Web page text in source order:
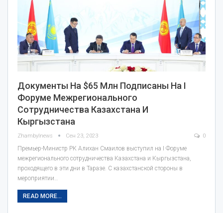
Документы На $65 Млн Подписаны На I
Форуме Межрегионального
Сотрудничества Казахстана И
Кыргызстана
Zhambylnews Сен 23, 2023 0
Премьер-Министр РК Алихан Смаилов выступил на I Форуме
межрегионального сотрудничества Казахстана и Кыргызстана,
проходящего в эти дни в Таразе. С казахстанской стороны в
мероприятии…
READ MORE...